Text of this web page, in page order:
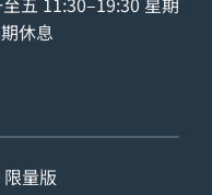
休息
限量版